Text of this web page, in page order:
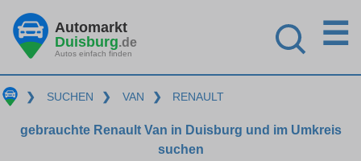
Automarkt
Duisburg.de
Autos einfach finden
☰
❯ SUCHEN ❯ VAN ❯ RENAULT
gebrauchte Renault Van in Duisburg und im Umkreis
suchen